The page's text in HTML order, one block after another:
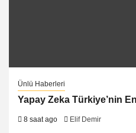
Ünlü Haberleri
Yapay Zeka Türkiye’nin
8 saat ago Elif Demir